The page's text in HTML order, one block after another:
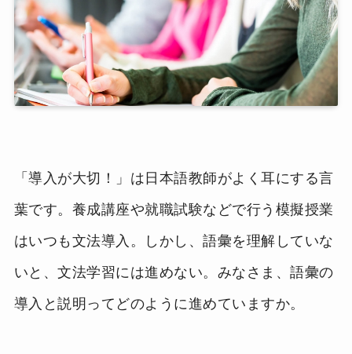
「導入が大切！」は日本語教師がよく耳にする言
葉です。養成講座や就職試験などで行う模擬授業
はいつも文法導入。しかし、語彙を理解していな
いと、文法学習には進めない。みなさま、語彙の
導入と説明ってどのように進めていますか。